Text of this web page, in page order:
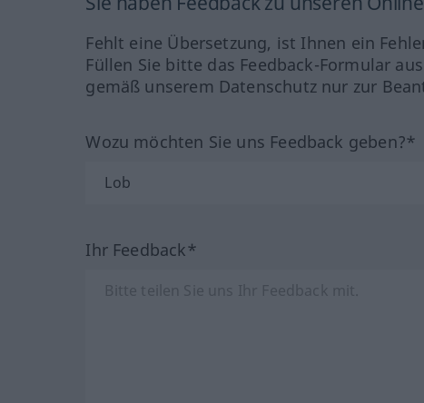
Fehlt eine Übersetzung, ist Ihnen ein
Füllen Sie bitte das Feedback-Formular
gemäß unserem Datenschutz nur zur
Wozu möchten Sie uns Feedback geben?*
Ihr Feedback*